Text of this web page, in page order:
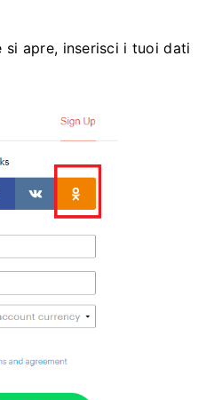
si apre, inserisci i tuoi dati